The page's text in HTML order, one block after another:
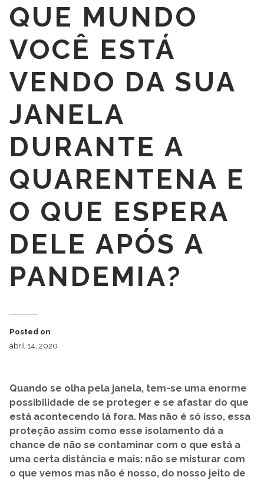
QUE MUNDO
VOCÊ ESTÁ
VENDO DA SUA
JANELA
DURANTE A
QUARENTENA E
O QUE ESPERA
DELE APÓS A
PANDEMIA?
Posted on
abril 14, 2020
Quando se olha pela janela, tem-se uma enorme
possibilidade de se proteger e se afastar do que
está acontecendo lá fora. Mas não é só isso, essa
proteção assim como esse isolamento dá a
chance de não se contaminar com o que está a
uma certa distância e mais: não se misturar com
o que vemos mas não é nosso, do nosso jeito de